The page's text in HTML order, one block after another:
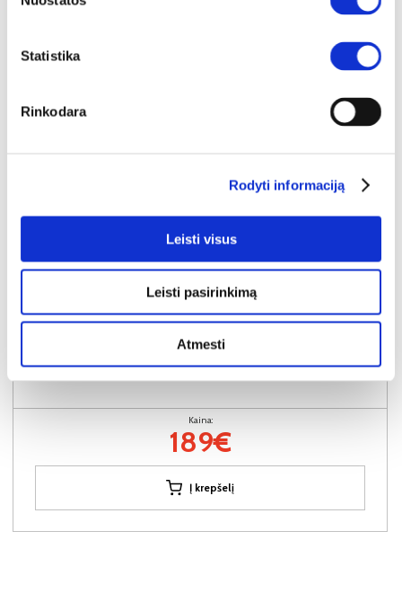
Statistika
Rinkodara
Rodyti informaciją
Leisti visus
Leisti pasirinkimą
Atmesti
YRA SANDĖLYJE
KORA KRT2 TV komoda (Samoa King)
Kaina:
189€
Į krepšelį